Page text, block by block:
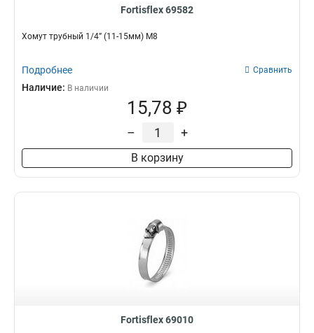
Fortisflex 69582
Хомут трубный 1/4” (11-15мм) М8
Подробнее Сравнить
Наличие: В наличии
15,78 ₽
– +
В корзину
Fortisflex 69010